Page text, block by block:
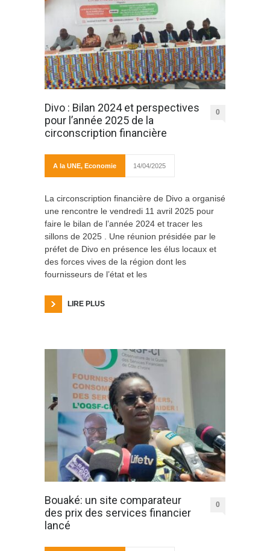
Divo : Bilan 2024 et perspectives
pour l’année 2025 de la
circonscription financière
0
A la UNE, Economie 14/04/2025
La circonscription financière de Divo a organisé
une rencontre le vendredi 11 avril 2025 pour
faire le bilan de l’année 2024 et tracer les
sillons de 2025 . Une réunion présidée par le
préfet de Divo en présence les élus locaux et
des forces vives de la région dont les
fournisseurs de l’état et les
LIRE PLUS
Bouaké: un site comparateur
des prix des services financier
lancé
0